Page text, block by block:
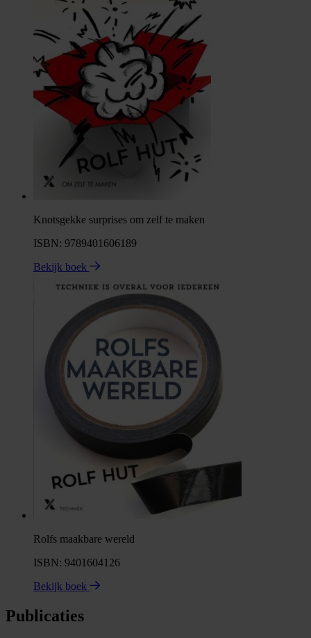
Knotsgekke surprises om zelf te maken
ISBN: 9789401606189
Bekijk boek
Rolfs maakbare wereld
ISBN: 9401604126
Bekijk boek
Publicaties